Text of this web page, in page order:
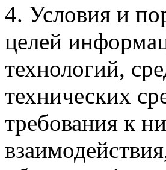
4. Условия и
целей
технологий,
технических
требования к